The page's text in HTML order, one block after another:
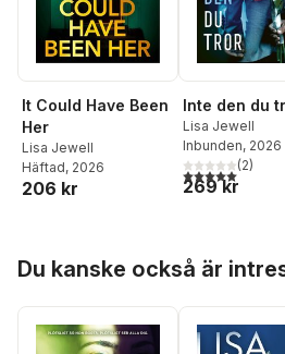
It Could Have Been
Her
Lisa Jewell
Häftad, 2026
206 kr
Inte den du
Lisa Jewell
Inbunden, 2026
5,0utav 5(2)
269 kr
Du kanske också är